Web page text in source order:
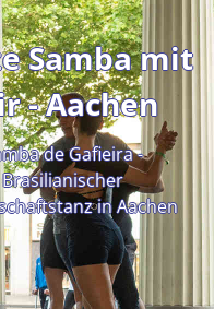
Samba mit
- Aachen
de Gafieira -
Brasilianischer
in Aachen